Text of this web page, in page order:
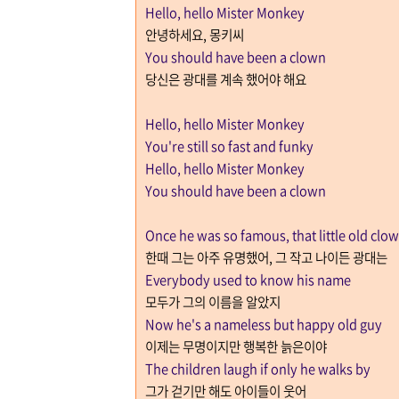
Hello, hello Mister Monkey
안녕하세요,몽키씨
You should have been a clown
당신은 광대를 계속 했어야 해요
Hello, hello Mister Monkey
You're still so fast and funky
Hello, hello Mister Monkey
You should have been a clown
Once he was so famous, that little old
한때 그는 아주 유명했어,그 작고 나이든 광대는
Everybody used to know his name
모두가 그의 이름을 알았지
Now he's a nameless but happy old guy
이제는 무명이지만 행복한 늙은이야
The children laugh if only he walks by
그가 걷기만 해도 아이들이 웃어